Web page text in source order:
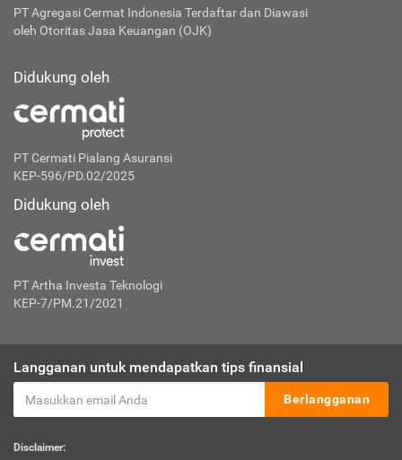
PT Agregasi Cermat Indonesia Terdaftar dan Diawasi
oleh Otoritas Jasa Keuangan (OJK)
Didukung oleh
PT Cermati Pialang Asuransi
KEP-596/PD.02/2025
Didukung oleh
PT Artha Investa Teknologi
KEP-7/PM.21/2021
Langganan untuk mendapatkan tips finansial
Berlangganan
Disclaimer: